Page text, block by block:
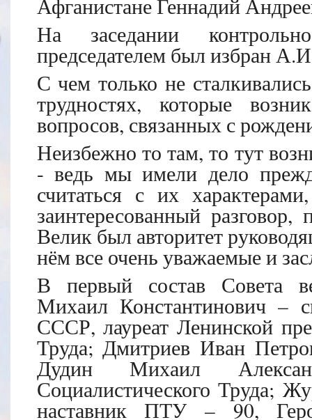
Афганистане Геннадий
На заседании
председателем был избран
С чем только не
трудностях, которые
вопросов, связанных с
Неизбежно то там, то тут
- ведь мы имели дело
считаться с их
заинтересованный
Велик был авторитет
нём все очень уважаемые и
В первый состав Совета
Михаил Константинович –
СССР, лауреат Ленинской
Труда; Дмитриев Иван
Дудин Михаил
Социалистического Труда;
наставник ПТУ – 90,